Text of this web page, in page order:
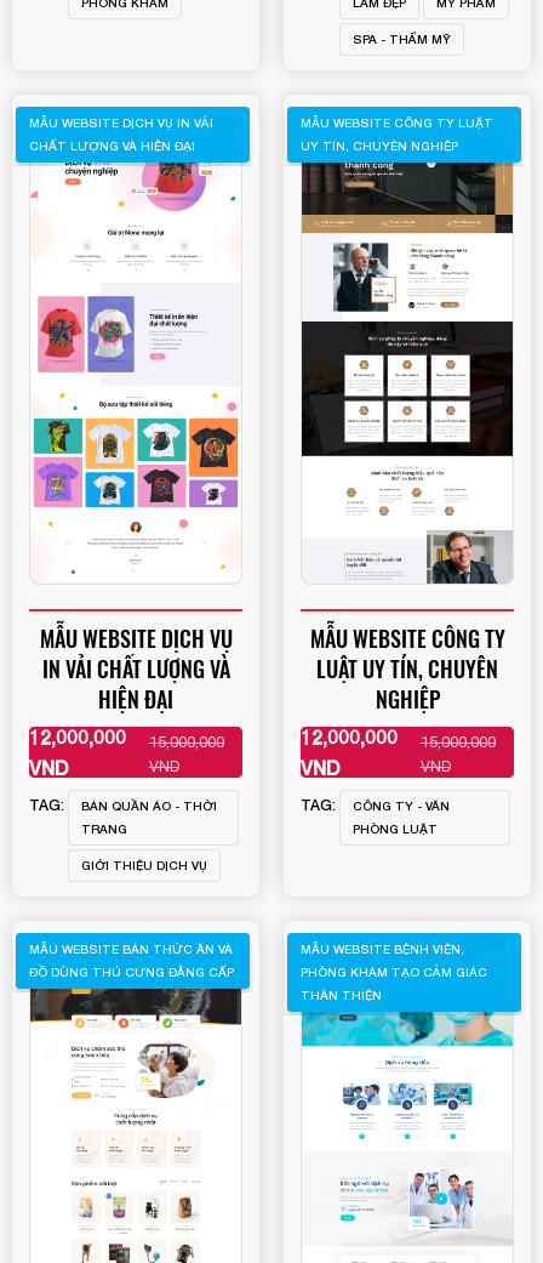
SPA - THẨM MỸ
MẪU WEBSITE DỊCH VỤ
IN VẢI CHẤT LƯỢNG VÀ
HIỆN ĐẠI
12,000,000
VND
15,000,000
VND
XEM THÊM
TAG:
BÁN QUẦN ÁO - THỜI
TRANG
GIỚI THIỆU DỊCH VỤ
MẪU WEBSITE DỊCH VỤ IN VẢI
CHẤT LƯỢNG VÀ HIỆN ĐẠI
MẪU WEBSITE CÔNG TY
LUẬT UY TÍN, CHUYÊN
NGHIỆP
12,000,000
VND
15,000,000
VND
XEM THÊM
TAG:
CÔNG TY - VĂN
PHÒNG LUẬT
MẪU WEBSITE CÔNG TY LUẬT
UY TÍN, CHUYÊN NGHIỆP
MẪU WEBSITE BÁN THỨC ĂN VÀ
ĐỒ DÙNG THÚ CƯNG ĐẲNG CẤP
MẪU WEBSITE BỆNH VIỆN,
PHÒNG KHÁM TẠO CẢM GIÁC
THÂN THIỆN